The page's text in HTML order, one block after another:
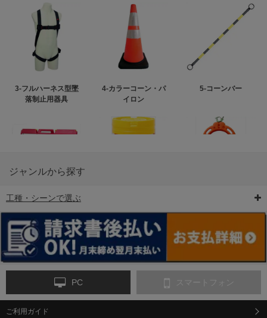
3-フルハーネス型墜
落制止用器具
4-カラーコーン・パ
イロン
5-コーンバー
6-矢印板/LED矢印板
ンス
ジャンルから探す
工種・シーンで選ぶ
PC スマートフォン
ご利用ガイド